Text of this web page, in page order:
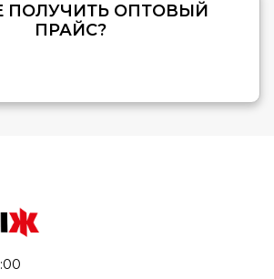
ПОЛУЧИТЬ ОПТОВЫЙ
ПРАЙС?